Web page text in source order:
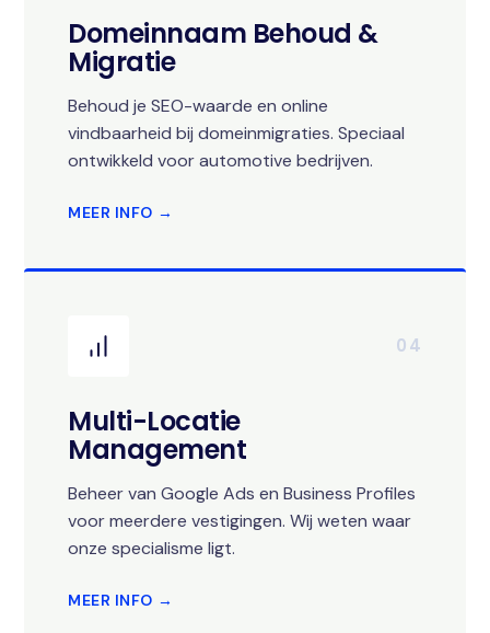
Domeinnaam Behoud &
Migratie
Behoud je SEO-waarde en online
vindbaarheid bij domeinmigraties. Speciaal
ontwikkeld voor automotive bedrijven.
MEER INFO →
04
Multi-Locatie
Management
Beheer van Google Ads en Business Profiles
voor meerdere vestigingen. Wij weten waar
onze specialisme ligt.
MEER INFO →